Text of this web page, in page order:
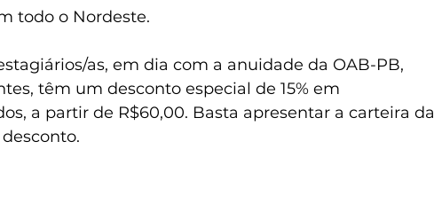
todo o Nordeste.
as, em dia com a anuidade da OAB-PB,
têm um desconto especial de 15% em
a partir de R$60,00. Basta apresentar a carteira da